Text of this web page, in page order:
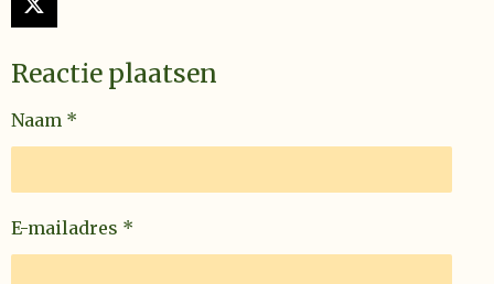
X
Reactie plaatsen
Naam *
E-mailadres *